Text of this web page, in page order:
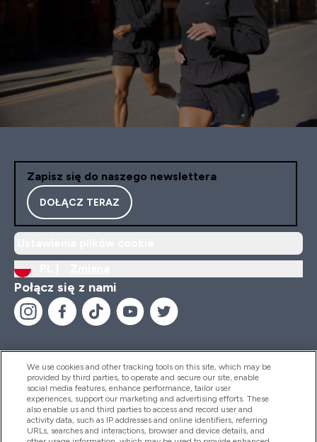
Zapisz się do naszego newslettera
DOŁĄCZ TERAZ
Połącz się z nami
Pomoc I Informacja
Produkty
We use cookies and other tracking tools on this site, which may be
provided by third parties, to operate and secure our site, enable
social media features, enhance performance, tailor user
experiences, support our marketing and advertising efforts. These
also enable us and third parties to access and record user and
activity data, such as IP addresses and online identifiers, referring
URLs, searches and interactions, browser and device details, and